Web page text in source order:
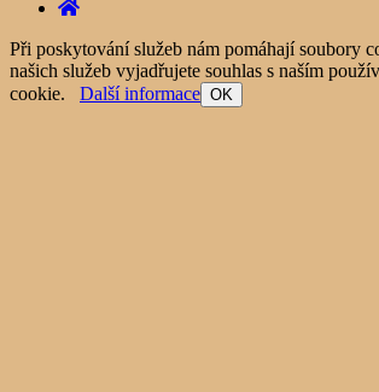
Při poskytování služeb nám pomáhají soubory
našich služeb vyjadřujete souhlas s naším
cookie. Další informace